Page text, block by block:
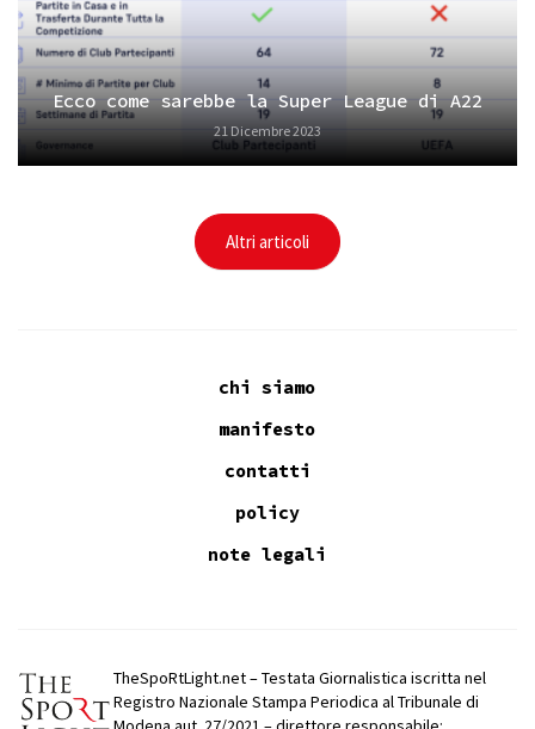
Ecco come sarebbe la Super League di A22
21 Dicembre 2023
Altri articoli
chi siamo
manifesto
contatti
policy
note legali
TheSpoRtLight.net – Testata Giornalistica iscritta nel
Registro Nazionale Stampa Periodica al Tribunale di